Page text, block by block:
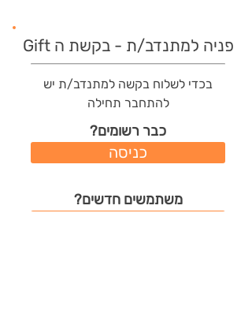
פניה למתנדב/ת - בקשת ה Gift
בכדי לשלוח בקשה למתנדב/ת יש
להתחבר תחילה
כבר רשומים?
כניסה
משתמשים חדשים?